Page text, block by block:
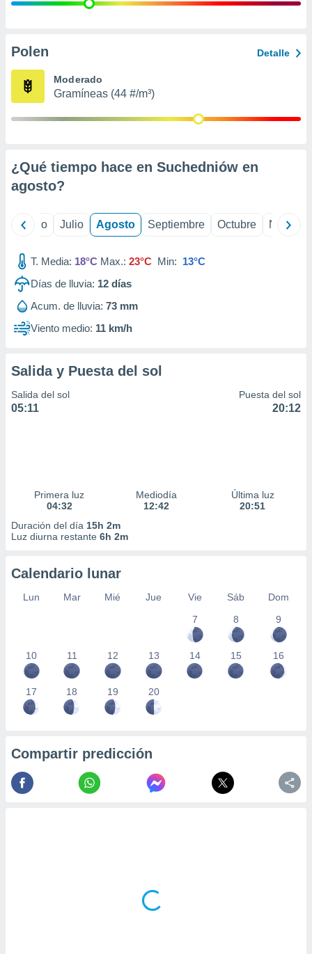
publicidad
de
Polen Detalle
Moderado
Gramíneas (44 #/m³)
¿Qué tiempo hace en Suchedniów en
agosto?
Junio Julio Agosto Septiembre Octubre
T. Media: 18°C Max.: 23°C Min: 13°C
Días de lluvia: 12 días
Acum. de lluvia: 73 mm
Viento medio: 11 km/h
Salida y Puesta del sol
Salida del sol
05:11
Puesta del sol
20:12
Primera luz
04:32
Mediodía
12:42
Última luz
20:51
Duración del día 15h 2m
Luz diurna restante 6h 2m
Calendario lunar
Lun Mar Mié Jue Vie Sáb
Dom
7
8 9
10 11 12 13 14 15 16
17 18 19 20
Compartir predicción